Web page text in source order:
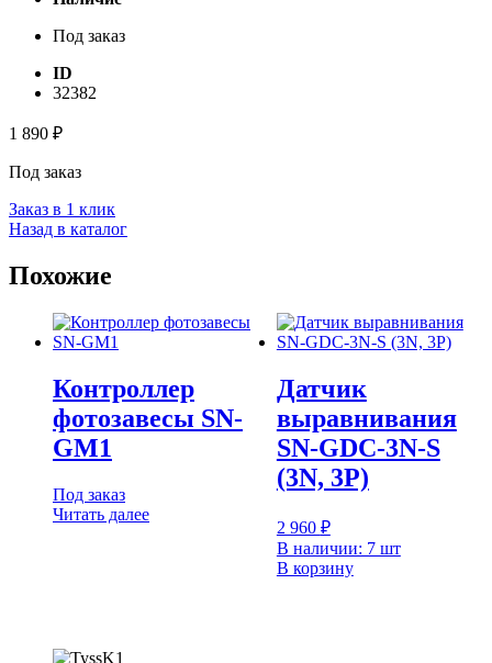
Под заказ
ID
32382
1 890 ₽
Под заказ
Заказ в 1 клик
Назад в каталог
Похожие
Контроллер
фотозавесы SN-
GM1
Под заказ
Читать далее
Датчик
выравнивания
SN-GDC-3N-S
(3N, 3P)
2 960 ₽
В наличии: 7 шт
В корзину